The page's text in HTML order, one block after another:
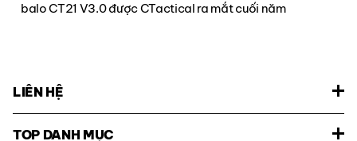
balo CT21 V3.0 được CTactical ra mắt cuối năm
LIÊN HỆ
TOP DANH MỤC